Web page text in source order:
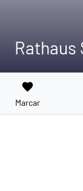
Rathaus
favorite
Marcar